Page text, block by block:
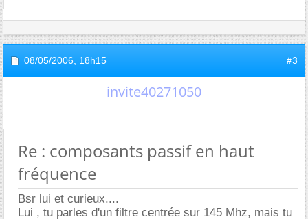
08/05/2006, 18h15 #3
invite40271050
Re : composants passif en haut
fréquence
Bsr lui et curieux....
Lui , tu parles d'un filtre centrée sur 145 Mhz, mais tu